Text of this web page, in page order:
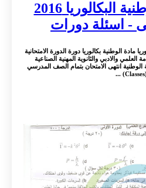
ورقة أسئلة الوطنية البكالوريا 2016
- اسئلة دورات
مادة الوطنية بكالوريا دورة الدورة الامتحانية
العلمي والادبي والثانوية المهنية الصناعية
الوطنية انتهى الامتحان بتمام الصف المدرسي